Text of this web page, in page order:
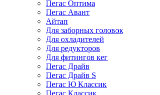
Пегас Оптима
Пегас Авант
Айтап
Для заборных головок
Для охладителей
Для редукторов
Для фитингов кег
Пегас Драйв
Пегас Драйв S
Пегас Ю Классик
Пегас Классик